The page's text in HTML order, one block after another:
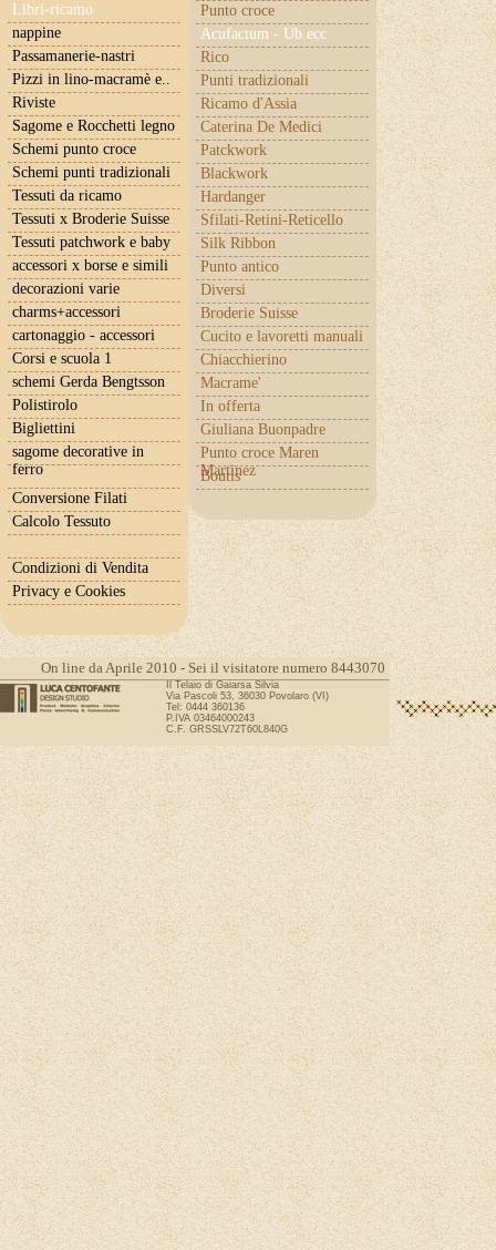
Libri-ricamo
Punto croce
Acufactum - Ub ecc
Rico
Punti tradizionali
Ricamo d'Assia
Caterina De Medici
Patckwork
Blackwork
Hardanger
Sfilati-Retini-Reticello
Silk Ribbon
Punto antico
Diversi
Broderie Suisse
Cucito e lavoretti manuali
Chiacchierino
Macrame'
In offerta
Giuliana Buonpadre
Punto croce Maren
Martinez
Boutis
nappine
Passamanerie-nastri
Pizzi in lino-macramè e..
Riviste
Sagome e Rocchetti legno
Schemi punto croce
Schemi punti tradizionali
Tessuti da ricamo
Tessuti x Broderie Suisse
Tessuti patchwork e baby
accessori x borse e simili
decorazioni varie
charms+accessori
cartonaggio - accessori
Corsi e scuola 1
schemi Gerda Bengtsson
Polistirolo
Bigliettini
sagome decorative in
ferro
Conversione Filati
Calcolo Tessuto
Condizioni di Vendita
Privacy e Cookies
On line da Aprile 2010 - Sei il visitatore numero 8443070
Il Telaio di Gaiarsa Silvia
Via Pascoli 53, 36030 Povolaro (VI)
Tel: 0444 360136
P.IVA 03464000243
C.F. GRSSLV72T60L840G